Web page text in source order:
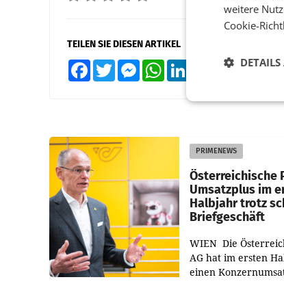
TEILEN SIE DIESEN ARTIKEL
FacebookTwitter MessengerWhatsApp XING Teilen
PRIMENEWS
Österreichische
Umsatzplus im
Halbjahr trotz
Briefgeschäft
WIEN Die
AG hat im ersten
einen
weitere
Cookie-